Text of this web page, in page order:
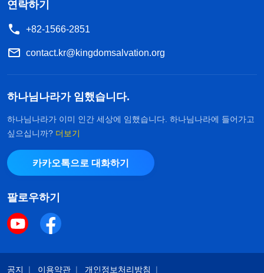
연락하기
+82-1566-2851
contact.kr@kingdomsalvation.org
하나님나라가 임했습니다.
하나님나라가 이미 인간 세상에 임했습니다. 하나님나라에 들어가고
싶으십니까? 더보기
카카오톡으로 대화하기
팔로우하기
공지 이용약관 개인정보처리방침